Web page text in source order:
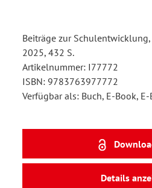
Beiträge zur Schulentwicklung,
2025, 432 S.
Artikelnummer: I77772
ISBN: 9783763977772
Verfügbar als: Buch, E-Book,
Details